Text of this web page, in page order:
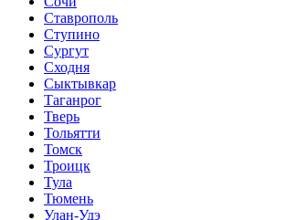
Ставрополь
Ступино
Сургут
Сходня
Сыктывкар
Таганрог
Тверь
Тольятти
Томск
Троицк
Тула
Тюмень
Улан-Удэ